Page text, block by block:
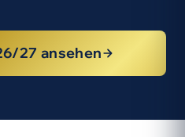
27 ansehen